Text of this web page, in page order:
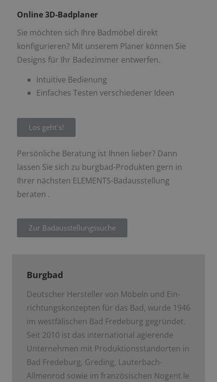
Online 3D-Badplaner
Sie möchten sich Ihre Badmöbel direkt
konfigurieren? Mit unserem Planer können Sie
Designs für Ihr Badezimmer entwerfen.
Intuitive Bedienung
Einfaches Testen verschiedener Ideen
Los geht´s!
Persönliche Beratung ist Ihnen lieber? Dann
lassen Sie sich zu burgbad-Produkten gern in
Ihrer nächsten ELEMENTS-Badausstellung
beraten .
Zur Badausstellungssuche
Burgbad
Deutscher Hersteller von Möbeln und Ein­
richtungskonzepten für das Bad, wurde 1946
im westfälischen Bad Fredeburg gegründet.
Seit 2010 ist das international agierende
Unternehmen mit Produktionsstandorten in
Bad Fredeburg, Greding, Lauterbach-
Allmenrod sowie im französischen Nogent le